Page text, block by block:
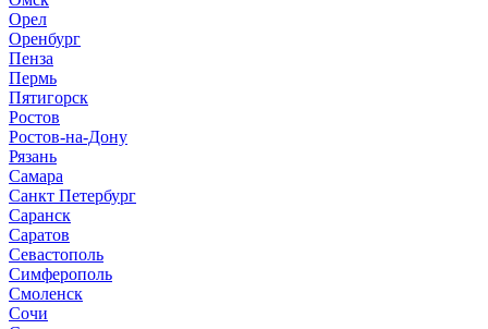
Орел
Оренбург
Пенза
Пермь
Пятигорск
Ростов
Ростов-на-Дону
Рязань
Самара
Санкт Петербург
Саранск
Саратов
Севастополь
Симферополь
Смоленск
Сочи